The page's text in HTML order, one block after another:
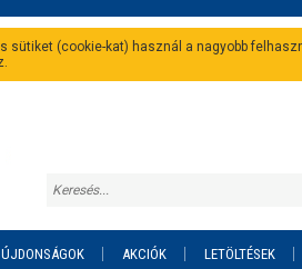
sütiket (cookie-kat) használ a nagyobb
ÚJDONSÁGOK AKCIÓK LETÖLTÉSEK